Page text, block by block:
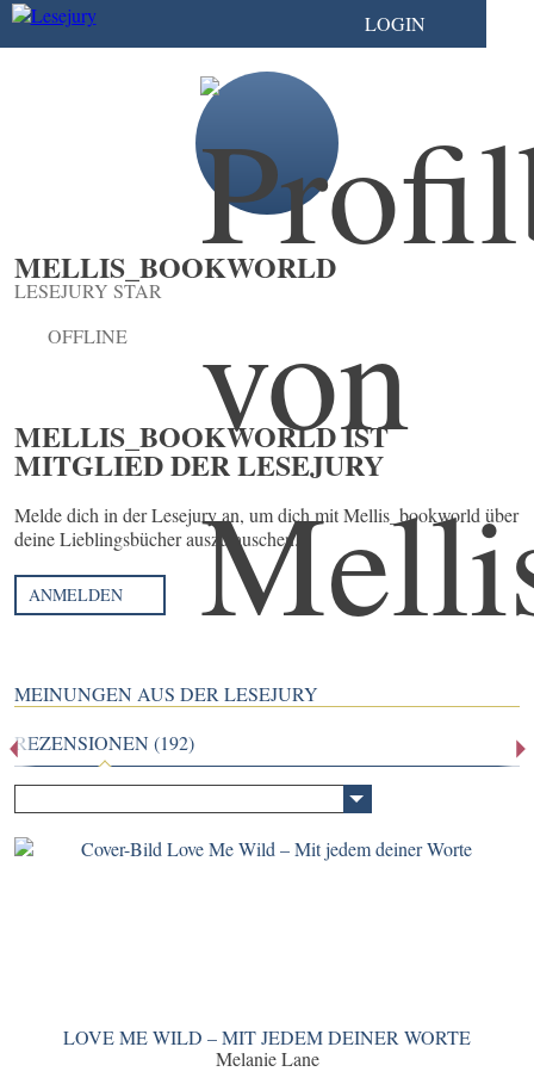
LOGIN
MELLIS_BOOKWORLD
LESEJURY STAR
OFFLINE
MELLIS_BOOKWORLD IST
MITGLIED DER LESEJURY
Melde dich in der Lesejury an, um dich mit Mellis_bookworld über
deine Lieblingsbücher auszutauschen.
ANMELDEN
MEINUNGEN AUS DER LESEJURY
REZENSIONEN (192)
LOVE ME WILD – MIT JEDEM DEINER WORTE
Melanie Lane